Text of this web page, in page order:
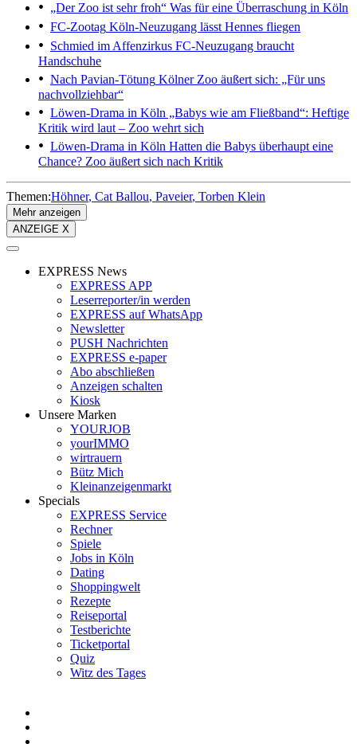
„Der Zoo ist sehr froh“ Was für eine Überraschung in Köln
FC-Zootag Köln-Neuzugang lässt Hennes fliegen
Schmied im Affenzirkus FC-Neuzugang braucht
Handschuhe
Nach Pavian-Tötung Kölner Zoo äußert sich: „Für uns
nachvollziehbar“
Löwen-Drama in Köln „Babys wie am Fließband“: Heftige
Kritik wird laut – Zoo wehrt sich
Löwen-Drama in Köln Hatten die Babys überhaupt eine
Chance? Zoo äußert sich nach Kritik
Themen:Höhner Cat Ballou Paveier Torben Klein
Mehr anzeigen
ANZEIGE X
EXPRESS News
EXPRESS APP
Leserreporter/in werden
EXPRESS auf WhatsApp
Newsletter
PUSH Nachrichten
EXPRESS e-paper
Abo abschließen
Anzeigen schalten
Kiosk
Unsere Marken
YOURJOB
yourIMMO
wirtrauern
Bütz Mich
Kleinanzeigenmarkt
Specials
EXPRESS Service
Rechner
Spiele
Jobs in Köln
Dating
Shoppingwelt
Rezepte
Reiseportal
Testberichte
Ticketportal
Quiz
Witz des Tages